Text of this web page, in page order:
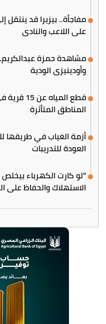
مفاجأة.. بيزيرا قد
على اللاعب والنادي
مشاهدة حمزة
وأودينيزي الودية
قطع
المناطق المتأثرة
أزمة الغياب في طريقها
العودة للتدريبات
"لو كارت الكهرباء
الاستهلاك والحفاظ على